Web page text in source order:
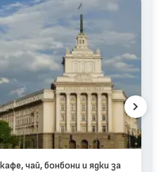
чай, бонбони и ядки за